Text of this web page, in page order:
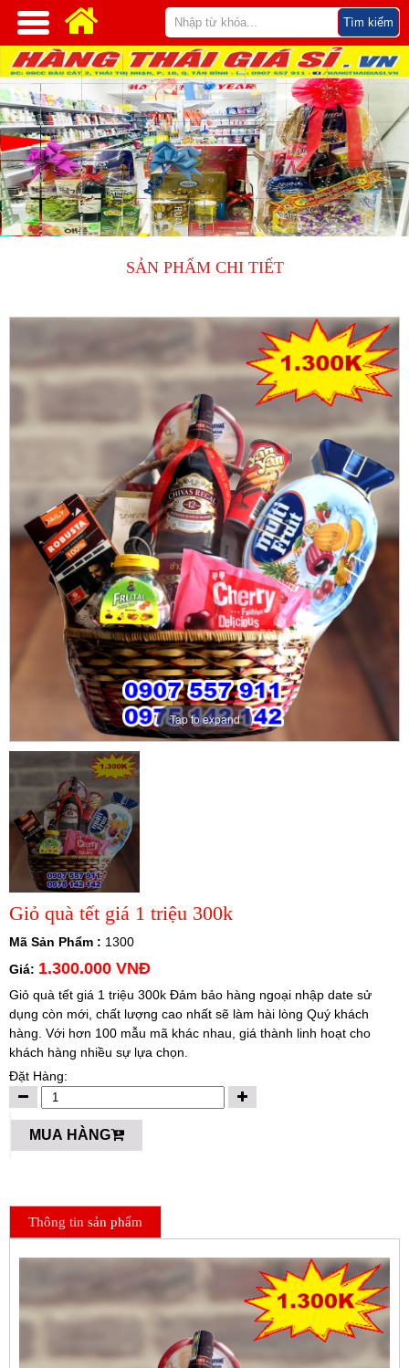
SẢN PHẨM CHI TIẾT
Tap to expand
Giỏ quà tết giá 1 triệu 300k
Mã Sản Phẩm : 1300
Giá: 1.300.000 VNĐ
Giỏ quà tết giá 1 triệu 300k Đảm bảo hàng ngoại nhập date sử
dụng còn mới, chất lượng cao nhất sẽ làm hài lòng Quý khách
hàng. Với hơn 100 mẫu mã khác nhau, giá thành linh hoạt cho
khách hàng nhiều sự lựa chọn.
Đặt Hàng:
MUA HÀNG
Thông tin sản phẩm